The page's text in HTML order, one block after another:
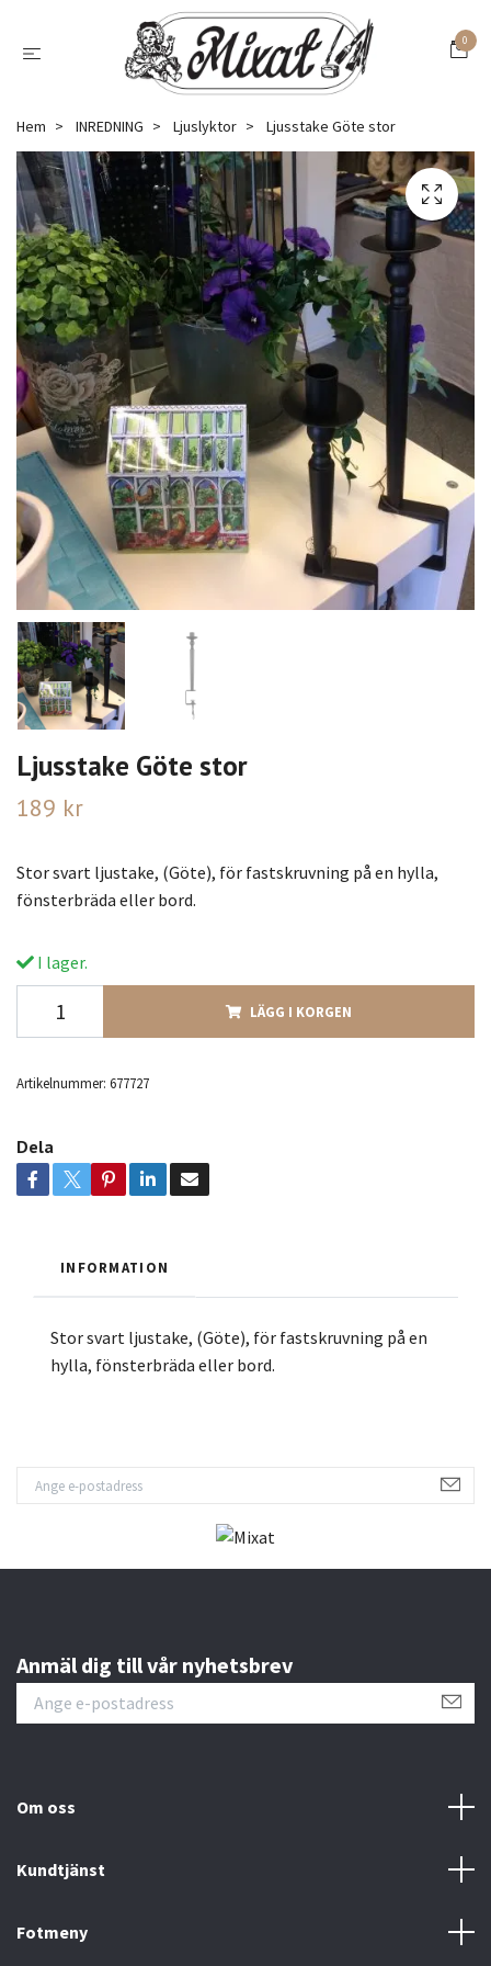
0
Hem INREDNING Ljuslyktor Ljusstake Göte stor
Ljusstake Göte stor
189 kr
Stor svart ljustake, (Göte), för fastskruvning på en hylla,
fönsterbräda eller bord.
I lager.
LÄGG I KORGEN
Artikelnummer: 677727
Dela
INFORMATION
Stor svart ljustake, (Göte), för fastskruvning på en
hylla, fönsterbräda eller bord.
Anmäl dig till vår nyhetsbrev
Om oss
Kundtjänst
Fotmeny